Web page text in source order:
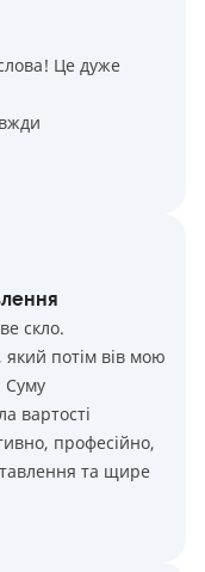
Це дуже
скло.
потім вів мою
Суму
вартості
професійно,
та щире